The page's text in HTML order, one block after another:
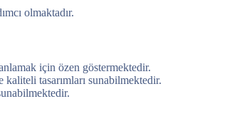
olmaktadır.
için özen göstermektedir.
tasarımları sunabilmektedir.